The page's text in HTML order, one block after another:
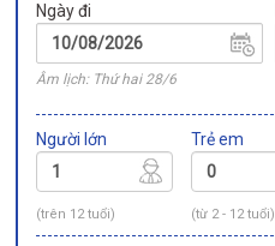
Ngày đi
Âm lịch: Thứ hai 28/6
Người lớn
(trên 12 tuổi)
Trẻ em
(từ 2 - 12 tuổi)